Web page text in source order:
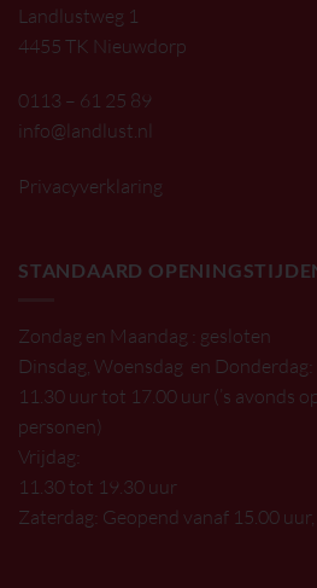
Landlustweg 1
4455 TK Nieuwdorp
0113 – 61 25 89
info@landlust.nl
Privacyverklaring
STANDAARD
Zondag en Maandag : gesloten
Dinsdag, Woensdag en Donderdag:
11.30 uur tot 17.00 uur (’s avonds
personen)
Vrijdag:
11.30 tot 19.30 uur
Zaterdag: Geopend vanaf 15.00